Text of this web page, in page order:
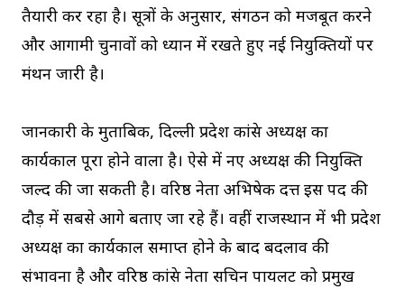
तैयारी कर रहा है। सूत्रों के अनुसार, संगठन को मजबूत करने
और आगामी चुनावों को ध्यान में रखते हुए नई नियुक्तियों पर
मंथन जारी है।
जानकारी के मुताबिक, दिल्ली प्रदेश कांग्रेस अध्यक्ष का
कार्यकाल पूरा होने वाला है। ऐसे में नए अध्यक्ष की नियुक्ति
जल्द की जा सकती है। वरिष्ठ नेता अभिषेक दत्त इस पद की
दौड़ में सबसे आगे बताए जा रहे हैं। वहीं राजस्थान में भी प्रदेश
अध्यक्ष का कार्यकाल समाप्त होने के बाद बदलाव की
संभावना है और वरिष्ठ कांग्रेस नेता सचिन पायलट को प्रमुख